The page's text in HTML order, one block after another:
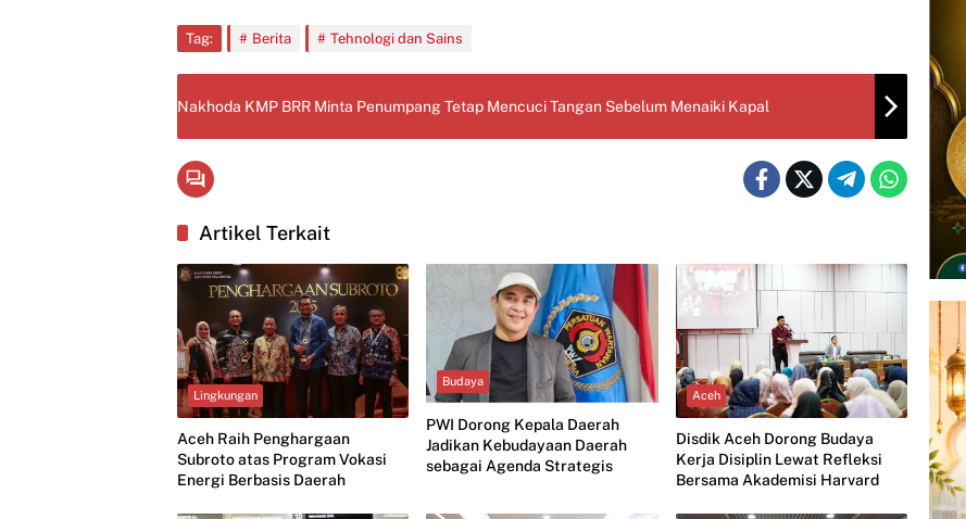
Tag: Berita Tehnologi dan Sains
Nakhoda KMP BRR Minta Penumpang Tetap Mencuci Tangan Sebelum Menaiki Kapal
Artikel Terkait
Lingkungan
Aceh Raih Penghargaan
Subroto atas Program Vokasi
Energi Berbasis Daerah
Budaya
PWI Dorong Kepala Daerah
Jadikan Kebudayaan Daerah
sebagai Agenda Strategis
Aceh
Disdik Aceh Dorong Budaya
Kerja Disiplin Lewat Refleksi
Bersama Akademisi Harvard